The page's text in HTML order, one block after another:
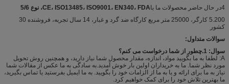
4در حال حاضر محصولات ما با
CE، ISO13485، ISO9001، EN340، FDA، نوع 5/6
5.200 کارگر، 25000 متر مربع کارگاه ضد گرد و غبار، 14 سال تجربه، فروشنده 30
کشور
سوالات متداول:
سوال: 1.چطور از شما درخواست می کنم؟
A: لطفا به ما بگویید مواد، اندازه، مقدار محصول شما نیاز دارید، و همچنین روش تحویل
مورد نظر شما. ما به خریداران اولین بار خوش آمدید.به سادگی به ما عکس از مقالات شما
نیاز به ما برای ارائه و یا به ما از الزامات خود را بگویید. به ما ایمیل بفرستید یا تماس بگیرید،
ما بهترین تلاش خود را برای کمک خواهیم کرد.